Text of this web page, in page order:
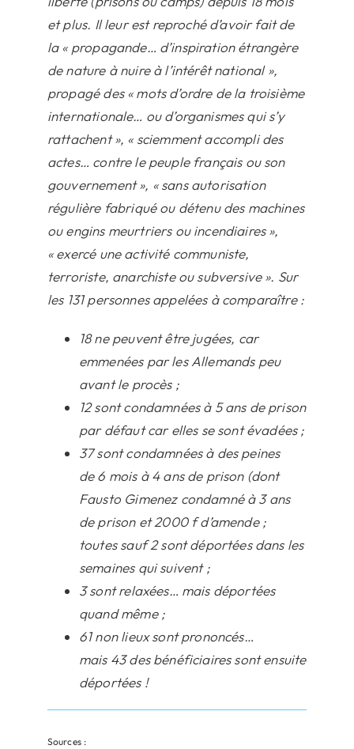
et plus. Il leur est reproché d’avoir fait de
la « propagande… d’inspiration étrangère
de nature à nuire à l’intérêt national »,
propagé des « mots d’ordre de la troisième
internationale… ou d’organismes qui s’y
rattachent », « sciemment accompli des
actes… contre le peuple français ou son
gouvernement », « sans autorisation
régulière fabriqué ou détenu des machines
ou engins meurtriers ou incendiaires »,
« exercé une activité communiste,
terroriste, anarchiste ou subversive ». Sur
les 131 personnes appelées à comparaître :
18 ne peuvent être jugées, car
emmenées par les Allemands peu
avant le procès ;
12 sont condamnées à 5 ans de prison
par défaut car elles se sont évadées ;
37 sont condamnées à des peines
de 6 mois à 4 ans de prison (dont
Fausto Gimenez condamné à 3 ans
de prison et 2000 f d’amende ;
toutes sauf 2 sont déportées dans les
semaines qui suivent ;
3 sont relaxées… mais déportées
quand même ;
61 non lieux sont prononcés…
mais 43 des bénéficiaires sont ensuite
déportées !
Sources :